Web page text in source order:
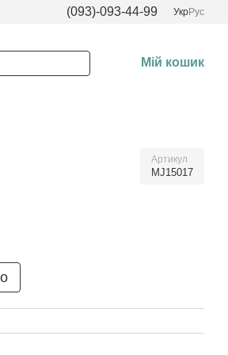
(093)-093-44-99 УкрРус
Мій кошик
Артикул
MJ15017